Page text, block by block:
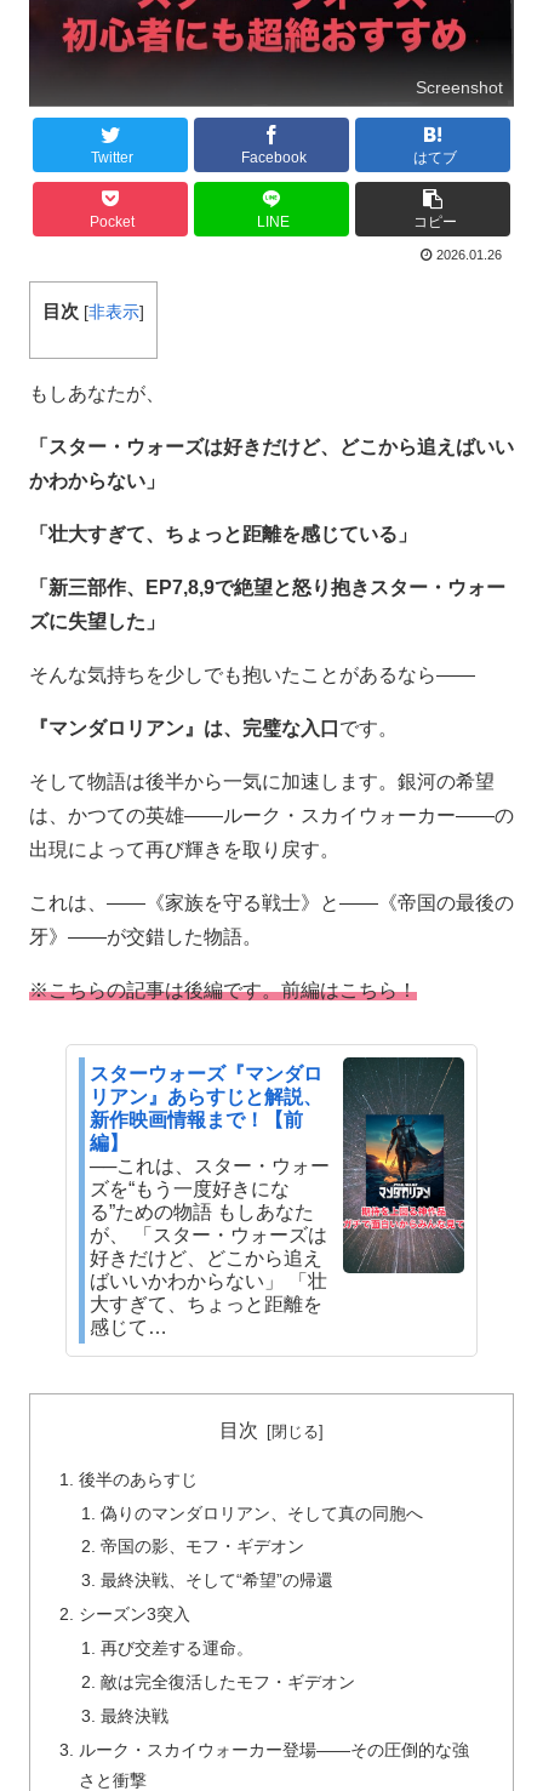
Screenshot
Twitter Facebook はてブ
Pocket LINE コピー
2026.01.26
目次 [非表示]
もしあなたが、
「スター・ウォーズは好きだけど、どこから追えばいい
かわからない」
「壮大すぎて、ちょっと距離を感じている」
「新三部作、EP7,8,9で絶望と怒り抱きスター・ウォー
ズに失望した」
そんな気持ちを少しでも抱いたことがあるなら――
『マンダロリアン』は、完璧な入口 です。
そして物語は後半から一気に加速します。銀河の希望
は、かつての英雄――ルーク・スカイウォーカー――の
出現によって再び輝きを取り戻す。
これは、――《家族を守る戦士》と――《帝国の最後の
牙》――が交錯した物語。
※こちらの記事は後編です。前編はこちら！
スターウォーズ『マンダロ
リアン』あらすじと解説、
新作映画情報まで！【前
編】
──これは、スター・ウォー
ズを“もう一度好きにな
る”ための物語 もしあなた
が、 「スター・ウォーズは
好きだけど、どこから追え
ばいいかわからない」 「壮
大すぎて、ちょっと距離を
感じて…
目次
後半のあらすじ
偽りのマンダロリアン、そして真の同胞へ
帝国の影、モフ・ギデオン
最終決戦、そして“希望”の帰還
シーズン3突入
再び交差する運命。
敵は完全復活したモフ・ギデオン
最終決戦
ルーク・スカイウォーカー登場――その圧倒的な強
さと衝撃